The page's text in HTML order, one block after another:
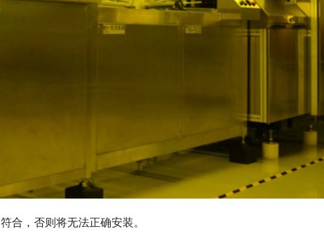
合，否则将无法正确安装。